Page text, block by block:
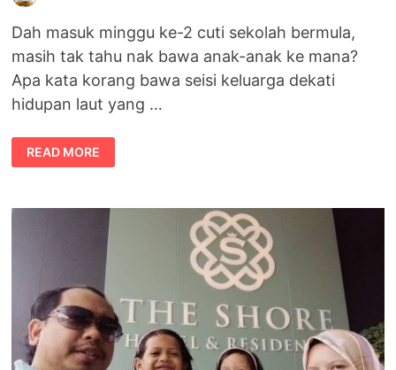
Dah masuk minggu ke-2 cuti sekolah bermula,
masih tak tahu nak bawa anak-anak ke mana?
Apa kata korang bawa seisi keluarga dekati
hidupan laut yang …
TARIKAN
BARU
DI
OCEANARIUM,
READ MORE